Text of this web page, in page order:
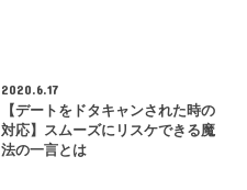
2020.6.17
【デートをドタキャンされた時の
対応】スムーズにリスケできる魔
法の一言とは